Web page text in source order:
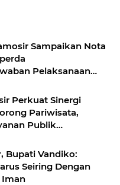
Sampaikan Nota
Pelaksanaan
Perkuat Sinergi
Pariwisata,
Publik
Bupati Vandiko:
Seiring Dengan
Iman